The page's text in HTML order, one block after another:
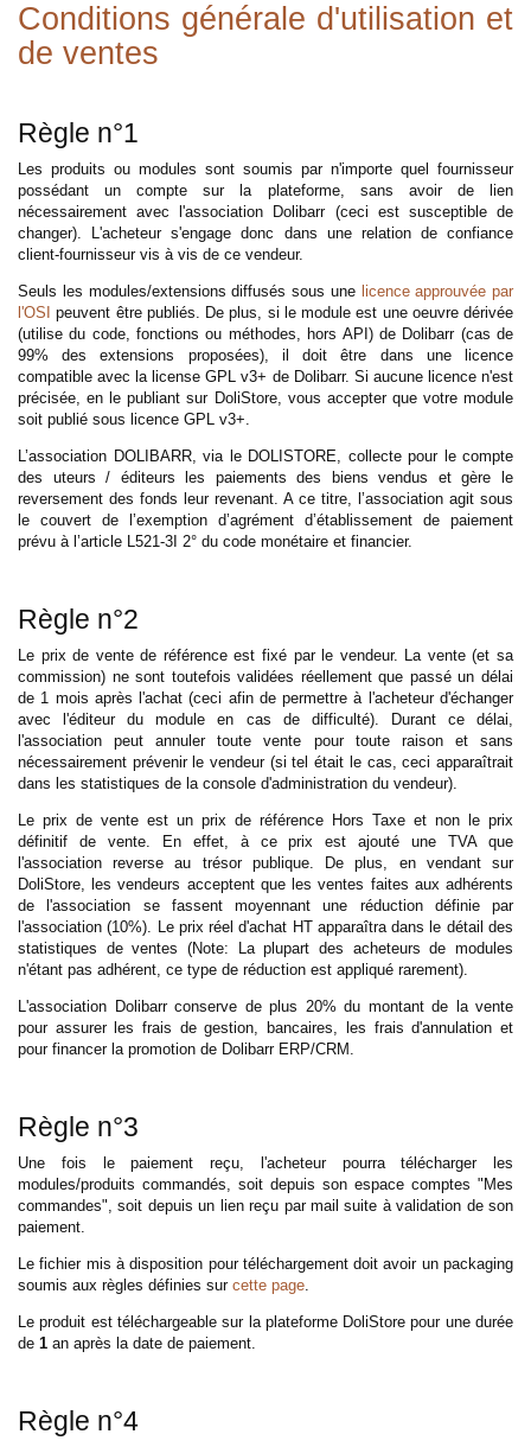
Conditions générale d'utilisation et
de ventes
Règle n°1
Les produits ou modules sont soumis par n'importe quel fournisseur
possédant un compte sur la plateforme, sans avoir de lien
nécessairement avec l'association Dolibarr (ceci est susceptible de
changer). L'acheteur s'engage donc dans une relation de confiance
client-fournisseur vis à vis de ce vendeur.
Seuls les modules/extensions diffusés sous une licence approuvée par
l'OSI peuvent être publiés. De plus, si le module est une oeuvre dérivée
(utilise du code, fonctions ou méthodes, hors API) de Dolibarr (cas de
99% des extensions proposées), il doit être dans une licence
compatible avec la license GPL v3+ de Dolibarr. Si aucune licence n'est
précisée, en le publiant sur DoliStore, vous accepter que votre module
soit publié sous licence GPL v3+.
L’association DOLIBARR, via le DOLISTORE, collecte pour le compte
des uteurs / éditeurs les paiements des biens vendus et gère le
reversement des fonds leur revenant. A ce titre, l’association agit sous
le couvert de l’exemption d’agrément d’établissement de paiement
prévu à l’article L521-3I 2° du code monétaire et financier.
Règle n°2
Le prix de vente de référence est fixé par le vendeur. La vente (et sa
commission) ne sont toutefois validées réellement que passé un délai
de 1 mois après l'achat (ceci afin de permettre à l'acheteur d'échanger
avec l'éditeur du module en cas de difficulté). Durant ce délai,
l'association peut annuler toute vente pour toute raison et sans
nécessairement prévenir le vendeur (si tel était le cas, ceci apparaîtrait
dans les statistiques de la console d'administration du vendeur).
Le prix de vente est un prix de référence Hors Taxe et non le prix
définitif de vente. En effet, à ce prix est ajouté une TVA que
l'association reverse au trésor publique. De plus, en vendant sur
DoliStore, les vendeurs acceptent que les ventes faites aux adhérents
de l'association se fassent moyennant une réduction définie par
l'association (10%). Le prix réel d'achat HT apparaîtra dans le détail des
statistiques de ventes (Note: La plupart des acheteurs de modules
n'étant pas adhérent, ce type de réduction est appliqué rarement).
L'association Dolibarr conserve de plus 20% du montant de la vente
pour assurer les frais de gestion, bancaires, les frais d'annulation et
pour financer la promotion de Dolibarr ERP/CRM.
Règle n°3
Une fois le paiement reçu, l'acheteur pourra télécharger les
modules/produits commandés, soit depuis son espace comptes "Mes
commandes", soit depuis un lien reçu par mail suite à validation de son
paiement.
Le fichier mis à disposition pour téléchargement doit avoir un packaging
soumis aux règles définies sur cette page.
Le produit est téléchargeable sur la plateforme DoliStore pour une durée
de 1 an après la date de paiement.
Règle n°4